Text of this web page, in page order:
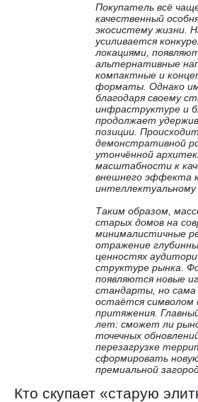
Покупатель всё
качественный
экосистему жизни.
усиливается
локациями,
альтернативные
компактные и
форматы. Однако
благодаря своему
инфраструктуре и
продолжает
позиции.
демонстративной
утончённой
масштабности к
внешнего эффекта
Таким образом,
старых домов на
минималистичные
отражение
ценностях
структуре рынка.
появляются новые
стандарты, но сама
остаётся символом
притяжения.
лет: сможет ли
точечных
перезагрузке
сформировать
премиальной
Кто скупает «старую